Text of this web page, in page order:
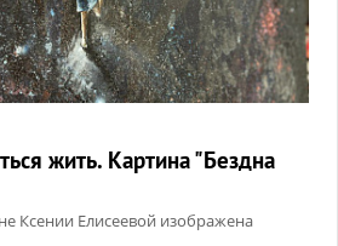
жить. Картина "Бездна
Ксении Елисеевой изображена